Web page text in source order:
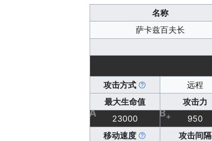
名称
萨卡兹百夫长
攻击方式 远程
最大生命值
攻击力
23000
A 950
B+
移动速度
攻击间隔